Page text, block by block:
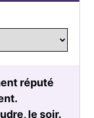
réputé
le soir.